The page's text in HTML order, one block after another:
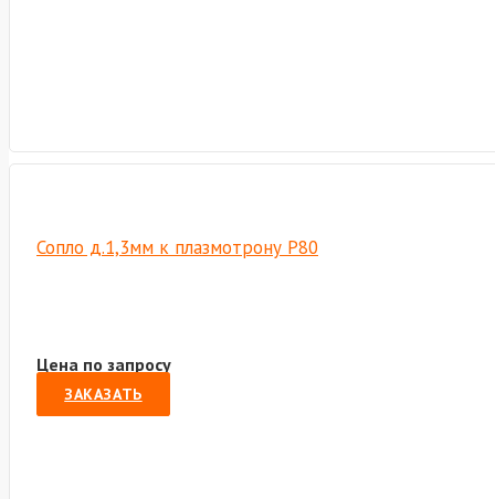
Сопло д.1,3мм к плазмотрону P80
Цена по запросу
ЗАКАЗАТЬ